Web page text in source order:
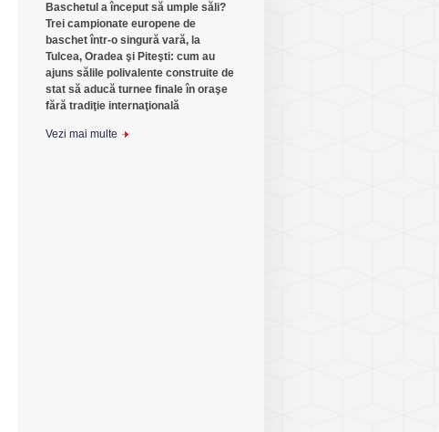
Baschetul a început să umple săli?
Trei campionate europene de
baschet într-o singură vară, la
Tulcea, Oradea şi Piteşti: cum au
ajuns sălile polivalente construite de
stat să aducă turnee finale în oraşe
fără tradiţie internaţională
Vezi mai multe